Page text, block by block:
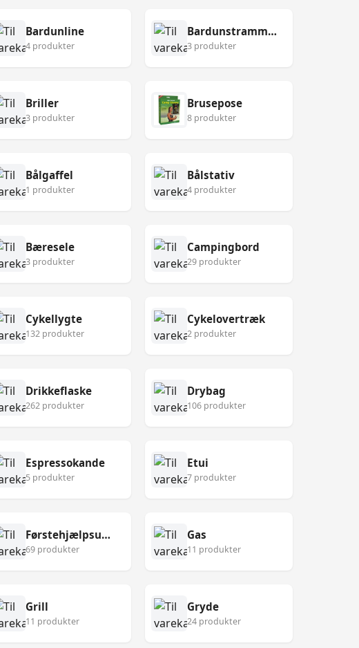
Bardunline
4 produkter
Bardunstrammer
3 produkter
Briller
3 produkter
Brusepose
8 produkter
Bålgaffel
1 produkter
Bålstativ
4 produkter
Bæresele
3 produkter
Campingbord
29 produkter
Cykellygte
132 produkter
Cykelovertræk
2 produkter
Drikkeflaske
262 produkter
Drybag
106 produkter
Espressokande
5 produkter
Etui
7 produkter
Førstehjælpsudstyr
69 produkter
Gas
11 produkter
Grill
11 produkter
Gryde
24 produkter